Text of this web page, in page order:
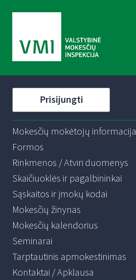
Prisijungti
Mokesčių mokėtojų informacija
Formos
Rinkmenos / Atviri duomenys
Skaičiuoklės ir pagalbininkai
Sąskaitos ir įmokų kodai
Mokesčių žinynas
Mokesčių kalendorius
Seminarai
Tarptautinis apmokestinimas
Kontaktai / Apklausa